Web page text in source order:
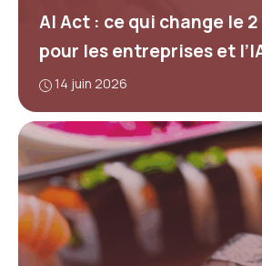
AI Act : ce qui change le
pour les entreprises et
14 juin 2026